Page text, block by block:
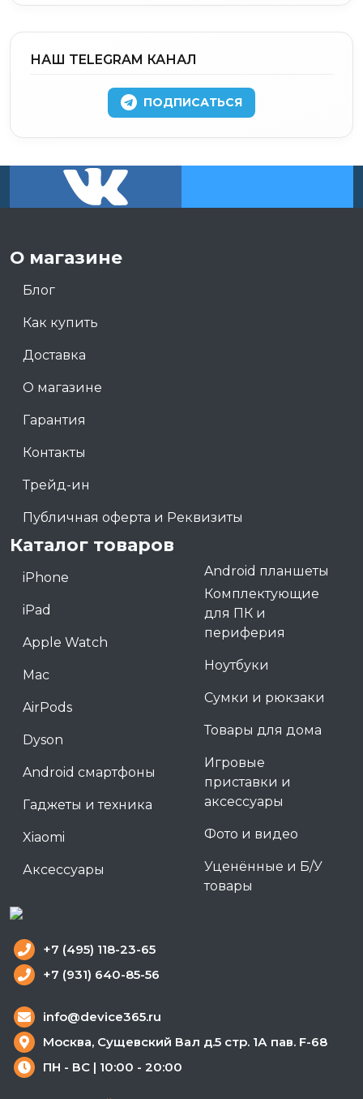
НАШ TELEGRAM КАНАЛ
ПОДПИСАТЬСЯ
О магазине
Блог
Как купить
Доставка
О магазине
Гарантия
Контакты
Трейд-ин
Публичная оферта и Реквизиты
Каталог товаров
iPhone
iPad
Apple Watch
Mac
AirPods
Dyson
Android смартфоны
Гаджеты и техника
Xiaomi
Аксессуары
Android планшеты
Комплектующие
для ПК и
периферия
Ноутбуки
Сумки и рюкзаки
Товары для дома
Игровые
приставки и
аксессуары
Фото и видео
Уценённые и Б/У
товары
+7 (495) 118-23-65
+7 (931) 640-85-56
info@device365.ru
Москва, Сущевский Вал д.5 стр. 1А пав. F-68
ПН - ВС | 10:00 - 20:00